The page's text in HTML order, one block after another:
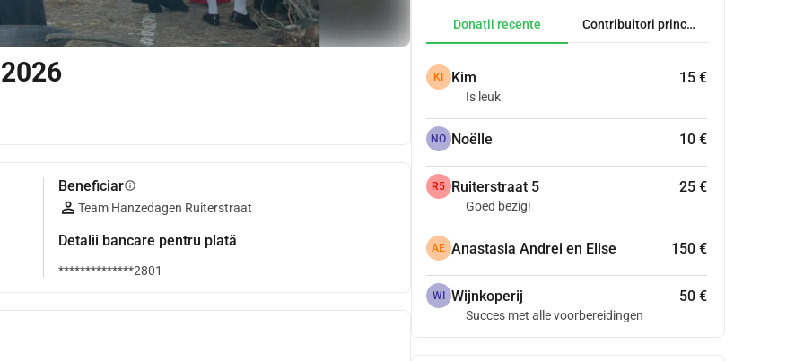
Beneficiarinfo
Team Hanzedagen Ruiterstraat
Detalii bancare pentru plată
**************2801
Donații recente Contribuitori principali
KI Kim 15 €
Is leuk
NO Noëlle 10 €
R5 Ruiterstraat 5 25 €
Goed bezig!
AE Anastasia Andrei en Elise 150 €
WI Wijnkoperij 50 €
Succes met alle voorbereidingen